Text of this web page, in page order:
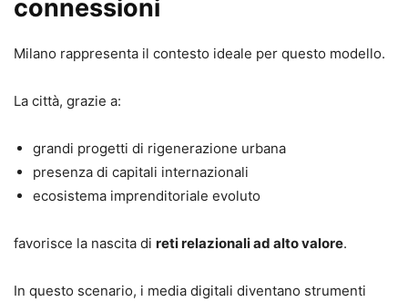
connessioni
Milano rappresenta il contesto ideale per questo modello.
La città, grazie a:
grandi progetti di rigenerazione urbana
presenza di capitali internazionali
ecosistema imprenditoriale evoluto
favorisce la nascita di reti relazionali ad alto valore.
In questo scenario, i media digitali diventano strumenti